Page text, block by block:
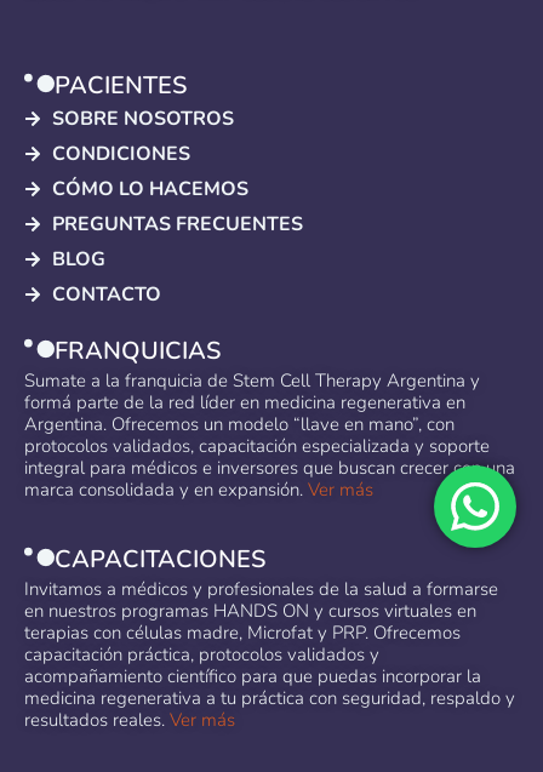
PACIENTES
SOBRE NOSOTROS
CONDICIONES
CÓMO LO HACEMOS
PREGUNTAS FRECUENTES
BLOG
CONTACTO
FRANQUICIAS
Sumate a la franquicia de Stem Cell Therapy Argentina y
formá parte de la red líder en medicina regenerativa en
Argentina. Ofrecemos un modelo “llave en mano”, con
protocolos validados, capacitación especializada y soporte
integral para médicos e inversores que buscan crecer con una
marca consolidada y en expansión. Ver más
CAPACITACIONES
Invitamos a médicos y profesionales de la salud a formarse
en nuestros programas HANDS ON y cursos virtuales en
terapias con células madre, Microfat y PRP. Ofrecemos
capacitación práctica, protocolos validados y
acompañamiento científico para que puedas incorporar la
medicina regenerativa a tu práctica con seguridad, respaldo y
resultados reales. Ver más